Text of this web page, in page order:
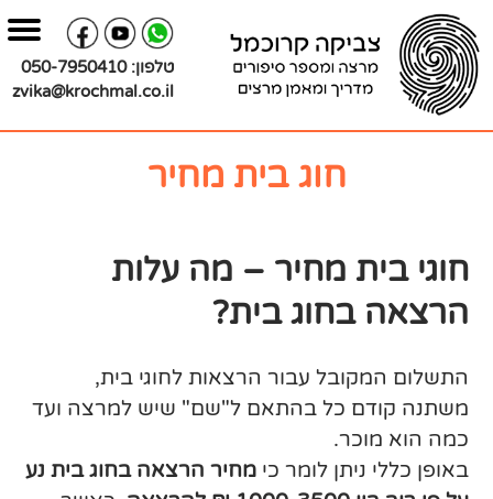
יצירת
קשר
עבור
לתוכן
טלפון:050-7950410
zvika@krochmal.co.il
חוג בית מחיר
חוגי בית מחיר – מה עלות
הרצאה בחוג בית?
התשלום המקובל עבור הרצאות לחוגי בית,
משתנה קודם כל בהתאם ל"שם" שיש למרצה ועד
כמה הוא מוכר.
באופן כללי ניתן לומר כימחיר הרצאה בחוג בית נע